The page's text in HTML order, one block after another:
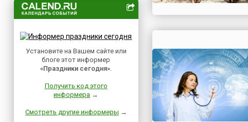
Установите на Вашем сайте или
блоге этот информер
«Праздники сегодня».
Получить код этого
информера →
Смотреть другие информеры →